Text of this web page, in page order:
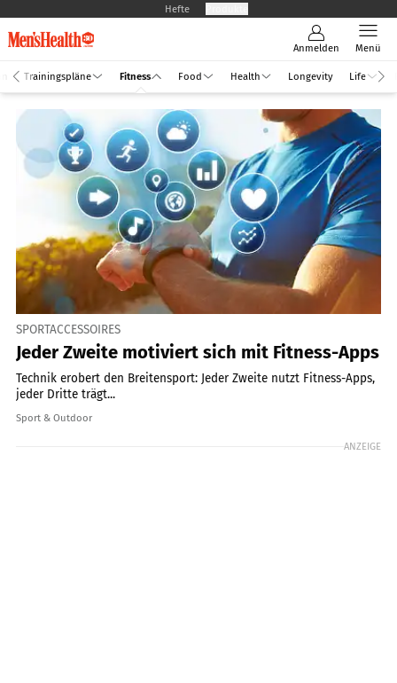
Hefte
Anmelden Menü
Trainingspläne Fitness Food Health Longevity Life
SPORTACCESSOIRES
Jeder Zweite motiviert sich mit Fitness-Apps
Technik erobert den Breitensport: Jeder Zweite nutzt Fitness-Apps,
jeder Dritte trägt...
Sport & Outdoor
ANZEIGE